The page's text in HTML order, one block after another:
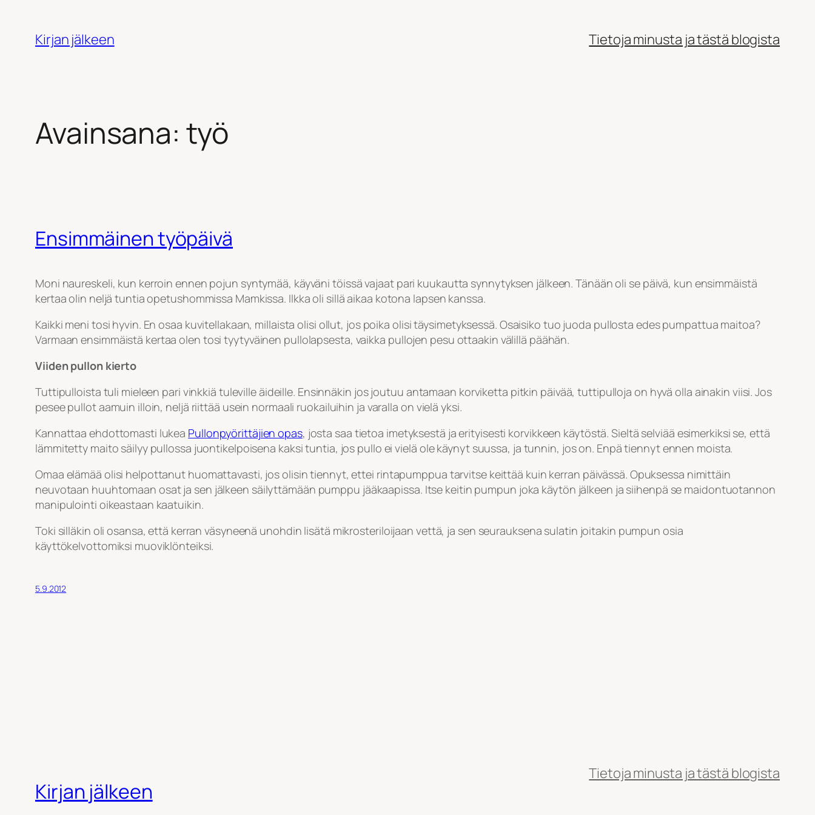
sisältöönKirjan jälkeen Tietoja minusta ja tästä blogista
Avainsana: työ
Ensimmäinen työpäivä
Moni naureskeli, kun kerroin ennen pojun syntymää, käyväni töissä vajaat pari kuukautta synnytyksen jälkeen. Tänään oli se päivä, kun ensimmäistä
kertaa olin neljä tuntia opetushommissa Mamkissa. Ilkka oli sillä aikaa kotona lapsen kanssa.
Kaikki meni tosi hyvin. En osaa kuvitellakaan, millaista olisi ollut, jos poika olisi täysimetyksessä. Osaisiko tuo juoda pullosta edes pumpattua maitoa?
Varmaan ensimmäistä kertaa olen tosi tyytyväinen pullolapsesta, vaikka pullojen pesu ottaakin välillä päähän.
Viiden pullon kierto
Tuttipulloista tuli mieleen pari vinkkiä tuleville äideille. Ensinnäkin jos joutuu antamaan korviketta pitkin päivää, tuttipulloja on hyvä olla ainakin viisi. Jos
pesee pullot aamuin illoin, neljä riittää usein normaali ruokailuihin ja varalla on vielä yksi.
Kannattaa ehdottomasti lukea Pullonpyörittäjien opas, josta saa tietoa imetyksestä ja erityisesti korvikkeen käytöstä. Sieltä selviää esimerkiksi se, että
lämmitetty maito säilyy pullossa juontikelpoisena kaksi tuntia, jos pullo ei vielä ole käynyt suussa, ja tunnin, jos on. Enpä tiennyt ennen moista.
Omaa elämää olisi helpottanut huomattavasti, jos olisin tiennyt, ettei rintapumppua tarvitse keittää kuin kerran päivässä. Opuksessa nimittäin
neuvotaan huuhtomaan osat ja sen jälkeen säilyttämään pumppu jääkaapissa. Itse keitin pumpun joka käytön jälkeen ja siihenpä se maidontuotannon
manipulointi oikeastaan kaatuikin.
Toki silläkin oli osansa, että kerran väsyneenä unohdin lisätä mikrosteriloijaan vettä, ja sen seurauksena sulatin joitakin pumpun osia
käyttökelvottomiksi muoviklönteiksi.
5.9.2012
Kirjan jälkeen
Tietoja minusta ja tästä blogista